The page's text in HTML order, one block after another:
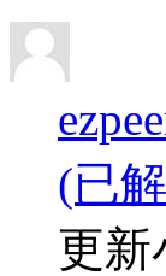
(已
更新